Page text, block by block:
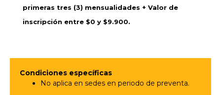
primeras tres (3) mensualidades + Valor de
inscripción entre $0 y $9.900.
Condiciones específicas
No aplica en sedes en periodo de preventa.